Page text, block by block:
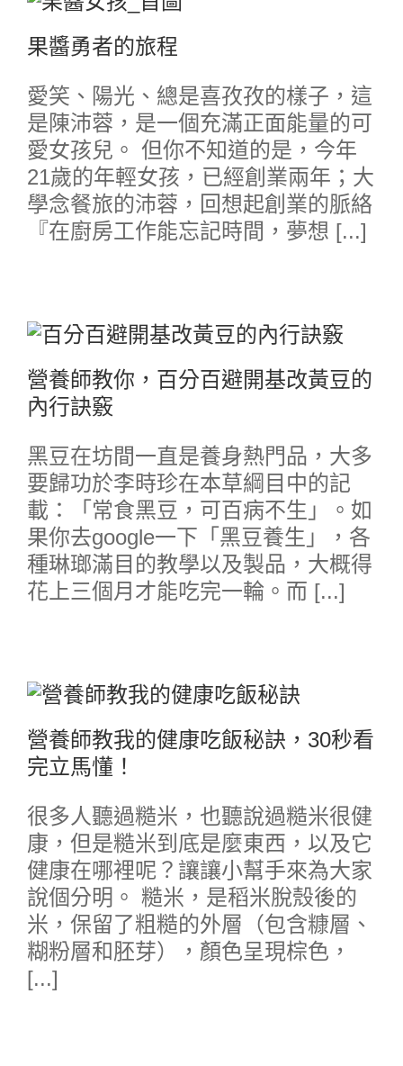
果醬勇者的旅程
愛笑、陽光、總是喜孜孜的樣子，這
是陳沛蓉，是一個充滿正面能量的可
愛女孩兒。 但你不知道的是，今年
21歲的年輕女孩，已經創業兩年；大
學念餐旅的沛蓉，回想起創業的脈絡
『在廚房工作能忘記時間，夢想 [...]
營養師教你，百分百避開基改黃豆的
內行訣竅
黑豆在坊間一直是養身熱門品，大多
要歸功於李時珍在本草綱目中的記
載：「常食黑豆，可百病不生」。如
果你去google一下「黑豆養生」，各
種琳瑯滿目的教學以及製品，大概得
花上三個月才能吃完一輪。而 [...]
營養師教我的健康吃飯秘訣，30秒看
完立馬懂！
很多人聽過糙米，也聽說過糙米很健
康，但是糙米到底是麼東西，以及它
健康在哪裡呢？讓讓小幫手來為大家
說個分明。 糙米，是稻米脫殼後的
米，保留了粗糙的外層（包含糠層、
糊粉層和胚芽），顏色呈現棕色，
[...]